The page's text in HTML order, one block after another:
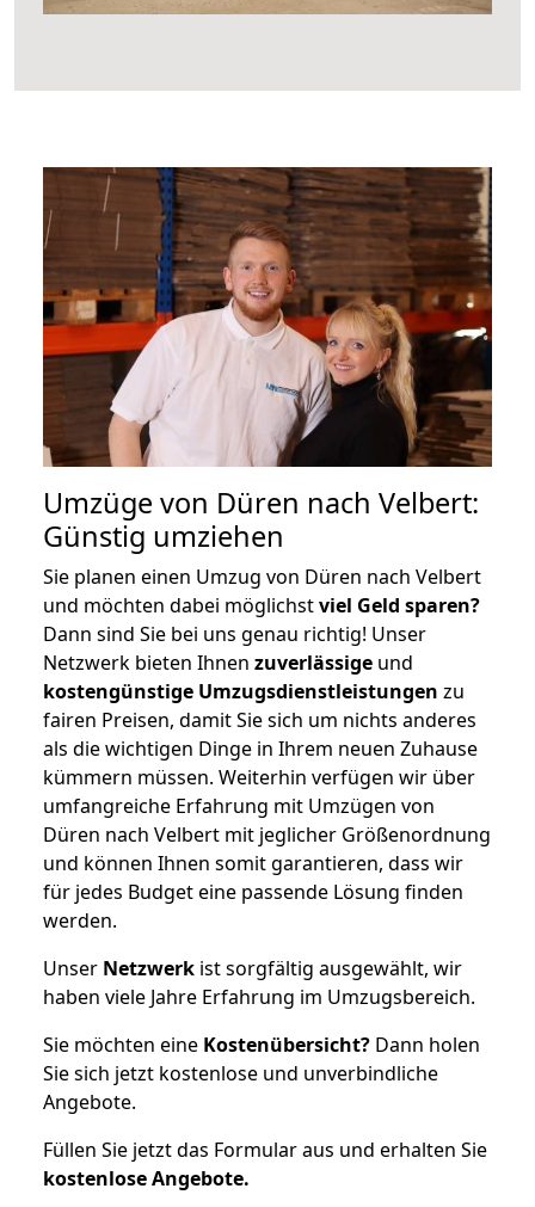
Umzüge von Düren nach Velbert:
Günstig umziehen
Sie planen einen Umzug von Düren nach Velbert
und möchten dabei möglichstviel Geld sparen?
Dann sind Sie bei uns genau richtig! Unser
Netzwerk bieten Ihnen zuverlässige und
kostengünstige Umzugsdienstleistungen zu
fairen Preisen, damit Sie sich um nichts anderes
als die wichtigen Dinge in Ihrem neuen Zuhause
kümmern müssen. Weiterhin verfügen wir über
umfangreiche Erfahrung mit Umzügen von
Düren nach Velbert mit jeglicher Größenordnung
und können Ihnen somit garantieren, dass wir
für jedes Budget eine passende Lösung finden
werden.
Unser Netzwerk ist sorgfältig ausgewählt, wir
haben viele Jahre Erfahrung im Umzugsbereich.
Sie möchten eine Kostenübersicht? Dann holen
Sie sich jetzt kostenlose und unverbindliche
Angebote.
Füllen Sie jetzt das Formular aus und erhalten Sie
kostenloseAngebote.